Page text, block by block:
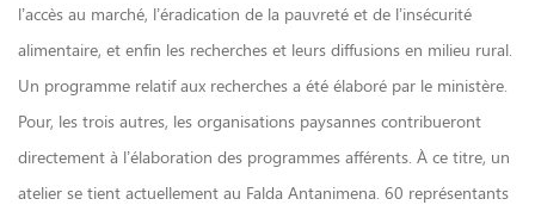
l’accès au marché, l’éradication de la pauvreté et de l’insécurité
alimentaire, et enfin les recherches et leurs diffusions en milieu rural.
Un programme relatif aux recherches a été élaboré par le ministère.
Pour, les trois autres, les organisations paysannes contribueront
directement à l’élaboration des programmes afférents. À ce titre, un
atelier se tient actuellement au Falda Antanimena. 60 représentants